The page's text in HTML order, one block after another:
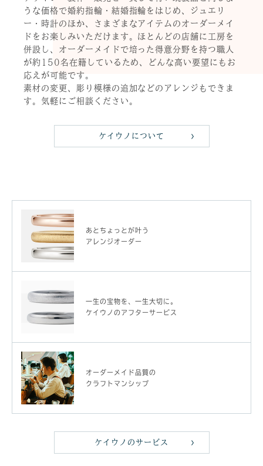
うな価格で婚約指輪・結婚指輪をはじめ、ジュエリ
ー・時計のほか、さまざまなアイテムのオーダーメイ
ドをお楽しみいただけます。ほとんどの店舗に工房を
併設し、オーダーメイドで培った得意分野を持つ職人
が約150名在籍しているため、どんな高い要望にもお
応えが可能です。
素材の変更、彫り模様の追加などのアレンジもできま
す。気軽にご相談ください。
ケイウノについて
あとちょっとが叶う
アレンジオーダー
一生の宝物を、一生大切に。
ケイウノのアフターサービス
オーダーメイド品質の
クラフトマンシップ
ケイウノのサービス